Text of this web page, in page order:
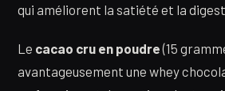
qui améliorent la satiété et la
Le cacao cru en poudre(15
avantageusement une whey